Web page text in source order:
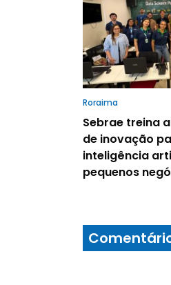
Roraima
Sebrae treina
de inovação
inteligência
pequenos